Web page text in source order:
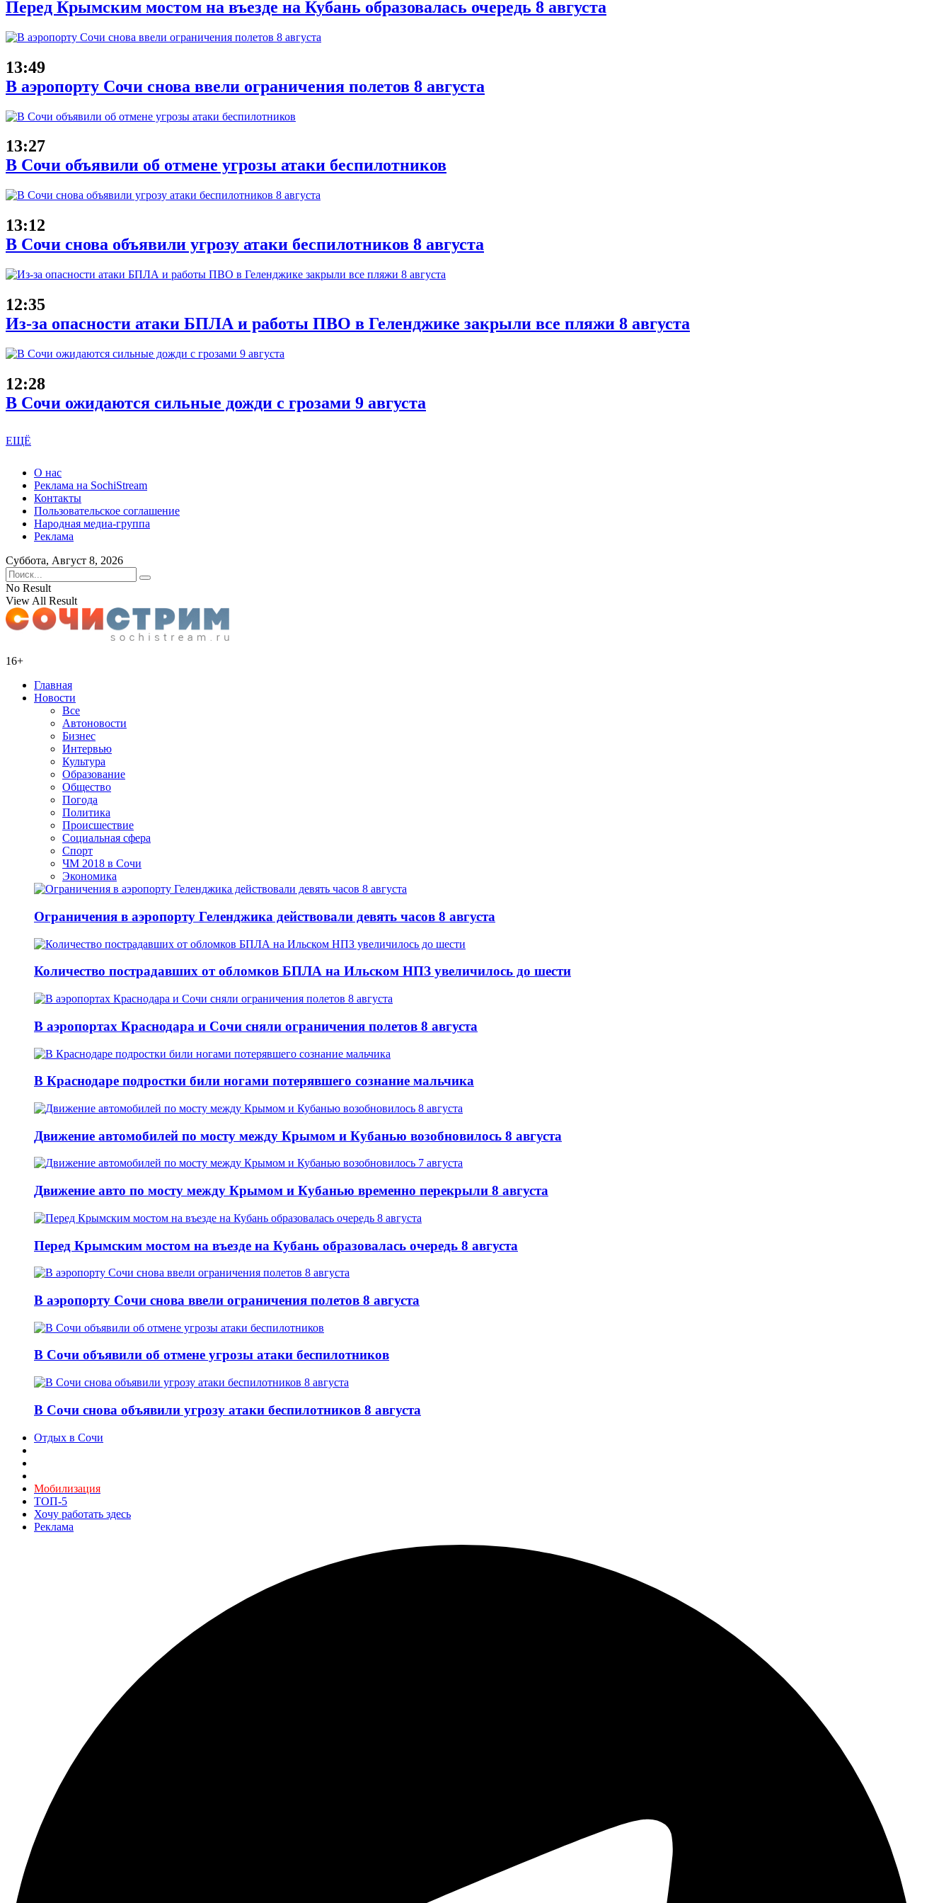
Перед Крымским мостом на въезде на Кубань образовалась очередь 8 августа
13:49
В аэропорту Сочи снова ввели ограничения полетов 8 августа
13:27
В Сочи объявили об отмене угрозы атаки беспилотников
13:12
В Сочи снова объявили угрозу атаки беспилотников 8 августа
12:35
Из-за опасности атаки БПЛА и работы ПВО в Геленджике закрыли все пляжи 8 августа
12:28
В Сочи ожидаются сильные дожди с грозами 9 августа
ЕЩЁ
О нас
Реклама на SochiStream
Контакты
Пользовательское соглашение
Народная медиа-группа
Реклама
Суббота, Август 8, 2026
No Result
View All Result
16+
Главная
Новости
Все
Автоновости
Бизнес
Интервью
Культура
Образование
Общество
Погода
Политика
Происшествие
Социальная сфера
Спорт
ЧМ 2018 в Сочи
Экономика
Ограничения в аэропорту Геленджика действовали девять часов 8 августа
Количество пострадавших от обломков БПЛА на Ильском НПЗ увеличилось до шести
В аэропортах Краснодара и Сочи сняли ограничения полетов 8 августа
В Краснодаре подростки били ногами потерявшего сознание мальчика
Движение автомобилей по мосту между Крымом и Кубанью возобновилось 8 августа
Движение авто по мосту между Крымом и Кубанью временно перекрыли 8 августа
Перед Крымским мостом на въезде на Кубань образовалась очередь 8 августа
В аэропорту Сочи снова ввели ограничения полетов 8 августа
В Сочи объявили об отмене угрозы атаки беспилотников
В Сочи снова объявили угрозу атаки беспилотников 8 августа
Отдых в Сочи
Мобилизация
ТОП-5
Хочу работать здесь
Реклама